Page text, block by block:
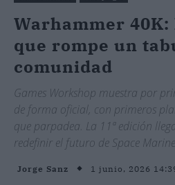
Warhammer
que rompe un
comunidad
Games Workshop muestra por
de forma oficial, con primeros
que parpadea. La 11ª edición
redefinir el futuro de Space
Jorge Sanz 1 junio, 2026